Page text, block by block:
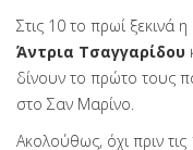
Στις 10 το πρωί ξεκινά
Άντρια Τσαγγαρίδου
δίνουν το πρώτο τους
στο Σαν Μαρίνο.
Ακολούθως, όχι πριν